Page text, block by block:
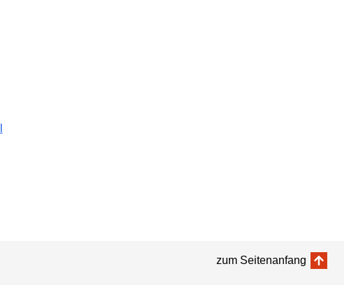
zum Seitenanfang